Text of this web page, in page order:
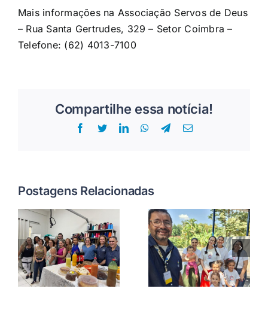
Mais informações na Associação Servos de Deus
– Rua Santa Gertrudes, 329 – Setor Coimbra –
Telefone: (62) 4013-7100
Compartilhe essa notícia!
Facebook
TwitterLinkedInWhatsApp
Telegram
E-
Postagens Relacionadas